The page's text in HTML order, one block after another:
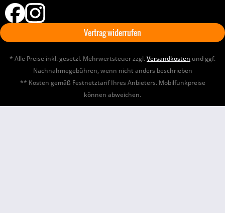
Vertrag widerrufen
* Alle Preise inkl. gesetzl. Mehrwertsteuer zzgl.Versandkosten und ggf.
Nachnahmegebühren, wenn nicht anders beschrieben
** Kosten gemäß Festnetztarif Ihres Anbieters. Mobilfunkpreise
können abweichen.